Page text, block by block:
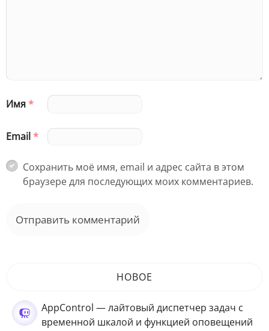
Имя*
Email*
Сохранить моё имя, email и адрес сайта в этом
браузере для последующих моих комментариев.
НОВОЕ
AppControl — лайтовый диспетчер задач с
временной шкалой и функцией оповещений